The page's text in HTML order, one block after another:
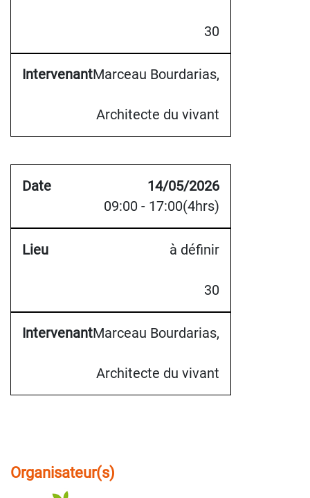
30
Marceau Bourdarias,
Architecte du vivant
14/05/2026
09:00 - 17:00(4hrs)
à définir
30
Marceau Bourdarias,
Architecte du vivant
Organisateur(s)